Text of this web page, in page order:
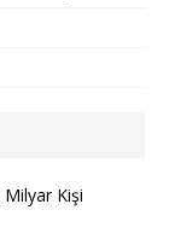
Milyar Kişi